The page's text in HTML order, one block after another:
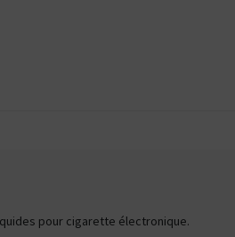
pour cigarette électronique.